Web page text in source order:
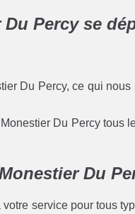
Percy se
Du Percy, ce qui
Du Percy tous
Du
service pour tous